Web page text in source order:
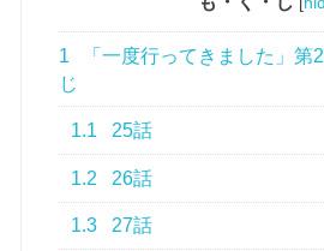
1
「一度行ってきました」第
じ
1.1 25話
1.2 26話
1.3 27話